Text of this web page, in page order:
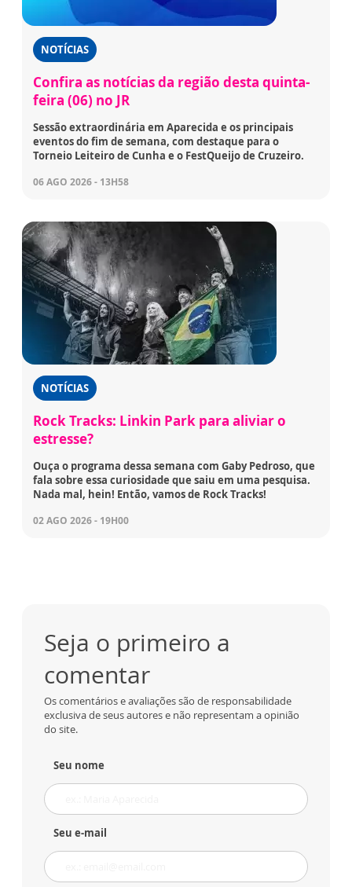
NOTÍCIAS
Confira as notícias da região desta quinta-
feira (06) no JR
Sessão extraordinária em Aparecida e os principais
eventos do fim de semana, com destaque para o
Torneio Leiteiro de Cunha e o FestQueijo de Cruzeiro.
06 AGO 2026 - 13H58
NOTÍCIAS
Rock Tracks: Linkin Park para aliviar o
estresse?
Ouça o programa dessa semana com Gaby Pedroso, que
fala sobre essa curiosidade que saiu em uma pesquisa.
Nada mal, hein! Então, vamos de Rock Tracks!
02 AGO 2026 - 19H00
Seja o primeiro a
comentar
Os comentários e avaliações são de responsabilidade
exclusiva de seus autores e não representam a opinião
do site.
Seu nome
Seu e-mail